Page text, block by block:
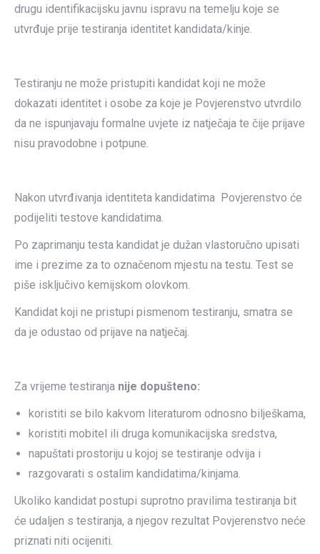
drugu identifikacijsku javnu ispravu na temelju koje se
utvrđuje prije testiranja identitet kandidata/kinje.
Testiranju ne može pristupiti kandidat koji ne može
dokazati identitet i osobe za koje je Povjerenstvo utvrdilo
da ne ispunjavaju formalne uvjete iz natječaja te čije prijave
nisu pravodobne i potpune.
Nakon utvrđivanja identiteta kandidatima Povjerenstvo će
podijeliti testove kandidatima.
Po zaprimanju testa kandidat je dužan vlastoručno upisati
ime i prezime za to označenom mjestu na testu. Test se
piše isključivo kemijskom olovkom.
Kandidat koji ne pristupi pismenom testiranju, smatra se
da je odustao od prijave na natječaj.
Za vrijeme testiranja nije dopušteno:
koristiti se bilo kakvom literaturom odnosno bilješkama,
koristiti mobitel ili druga komunikacijska sredstva,
napuštati prostoriju u kojoj se testiranje odvija i
razgovarati s ostalim kandidatima/kinjama.
Ukoliko kandidat postupi suprotno pravilima testiranja bit
će udaljen s testiranja, a njegov rezultat Povjerenstvo neće
priznati niti ocijeniti.